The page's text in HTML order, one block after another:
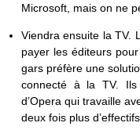
Microsoft, mais on ne
Viendra ensuite la TV.
payer les éditeurs
gars préfère une
connecté à la TV. Ils
d’Opera qui travaille
deux fois plus